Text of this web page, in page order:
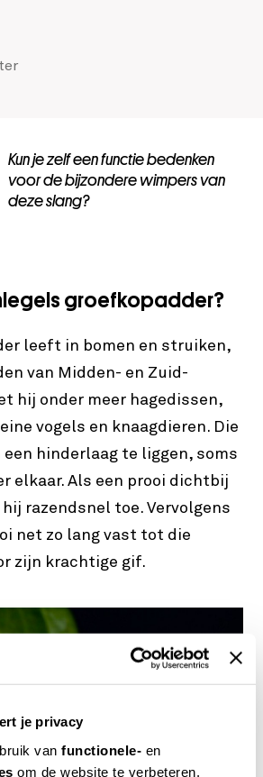
je privacy
van functionele- en
om de website te verbeteren.
Kun je zelf een functie bedenken
voor de bijzondere wimpers van
deze slang?
groefkopadder?
leeft in bomen en struiken,
van Midden- en Zuid-
hij onder meer hagedissen,
vogels en knaagdieren. Die
hinderlaag te liggen, soms
elkaar. Als een prooi dichtbij
razendsnel toe. Vervolgens
net zo lang vast tot die
zijn krachtige gif.